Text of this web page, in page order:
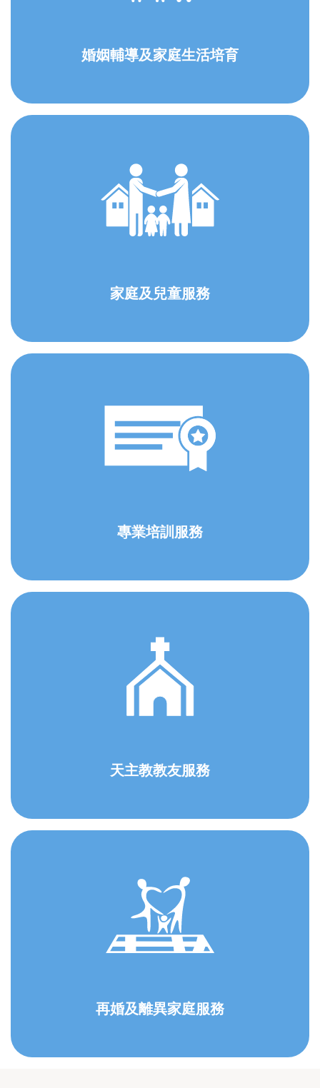
婚姻輔導及家庭生活培育
家庭及兒童服務
專業培訓服務
天主教教友服務
再婚及離異家庭服務